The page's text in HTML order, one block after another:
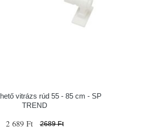
vitrázs rúd 55 - 85 cm - SP
TREND
2 689 Ft 2689 Ft